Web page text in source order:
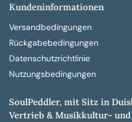
Kundeninformationen
Versandbedingungen
Rückgabebedingungen
Datenschutzrichtlinie
Nutzungsbedingungen
SoulPeddler, mit Sitz in
Vertrieb & Musikkultur-